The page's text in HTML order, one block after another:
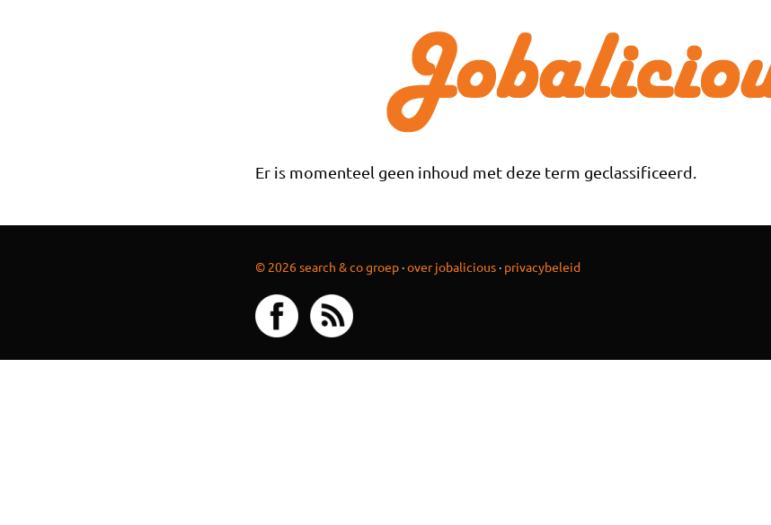
Er is momenteel geen inhoud met deze term geclassificeerd.
© 2026 search & co groep·over jobalicious· privacybeleid